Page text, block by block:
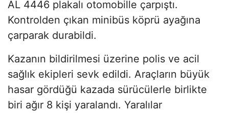
AL 4446 plakalı otomobille çarpıştı.
Kontrolden çıkan minibüs köprü ayağına
çarparak durabildi.
Kazanın bildirilmesi üzerine polis ve acil
sağlık ekipleri sevk edildi. Araçların büyük
hasar gördüğü kazada sürücülerle birlikte
biri ağır 8 kişi yaralandı. Yaralılar